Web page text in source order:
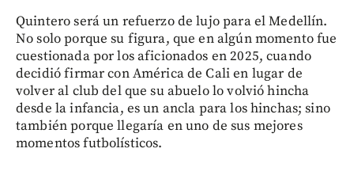
Quintero será un refuerzo de lujo para el Medellín.
No solo porque su figura, que en algún momento fue
cuestionada por los aficionados en 2025, cuando
decidió firmar con América de Cali en lugar de
volver al club del que su abuelo lo volvió hincha
desde la infancia, es un ancla para los hinchas; sino
también porque llegaría en uno de sus mejores
momentos futbolísticos.